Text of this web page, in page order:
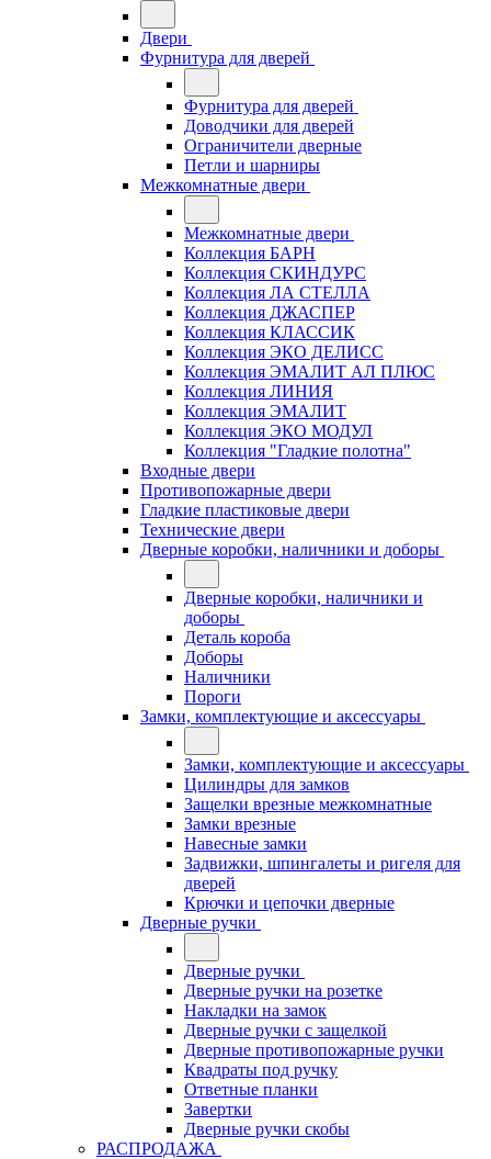
Двери
Фурнитура для дверей
Фурнитура для дверей
Доводчики для дверей
Ограничители дверные
Петли и шарниры
Межкомнатные двери
Межкомнатные двери
Коллекция БАРН
Коллекция СКИНДУРС
Коллекция ЛА СТЕЛЛА
Коллекция ДЖАСПЕР
Коллекция КЛАССИК
Коллекция ЭКО ДЕЛИСС
Коллекция ЭМАЛИТ АЛ ПЛЮС
Коллекция ЛИНИЯ
Коллекция ЭМАЛИТ
Коллекция ЭКО МОДУЛ
Коллекция "Гладкие полотна"
Входные двери
Противопожарные двери
Гладкие пластиковые двери
Технические двери
Дверные коробки, наличники и доборы
Дверные коробки, наличники и
доборы
Деталь короба
Доборы
Наличники
Пороги
Замки, комплектующие и аксессуары
Замки, комплектующие и аксессуары
Цилиндры для замков
Защелки врезные межкомнатные
Замки врезные
Навесные замки
Задвижки, шпингалеты и ригеля для
дверей
Крючки и цепочки дверные
Дверные ручки
Дверные ручки
Дверные ручки на розетке
Накладки на замок
Дверные ручки с защелкой
Дверные противопожарные ручки
Квадраты под ручку
Ответные планки
Завертки
Дверные ручки скобы
РАСПРОДАЖА